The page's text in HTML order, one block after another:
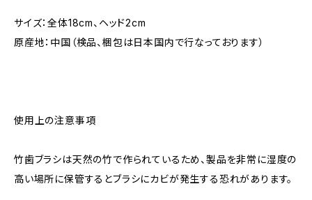
サイズ：全体18cm、ヘッド2cm
原産地：中国（検品、梱包は日本国内で行なっております）
使用上の注意事項
竹歯ブラシは天然の竹で作られているため、製品を非常に湿度の
高い場所に保管するとブラシにカビが発生する恐れがあります。